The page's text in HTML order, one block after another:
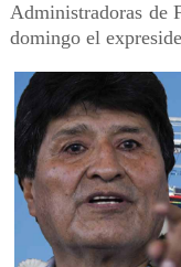
Administradoras de
domingo el